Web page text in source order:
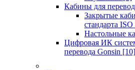
Кабины для
Закрытые
стандарта
Настольные
Цифровая ИК
перевода Gonsin [10]